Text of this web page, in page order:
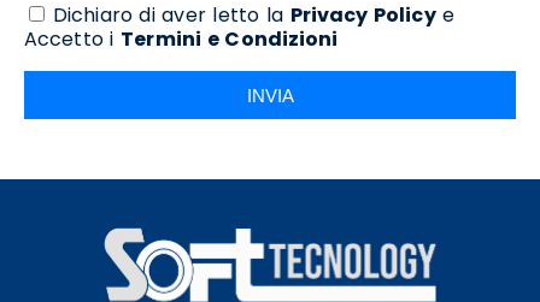
Dichiaro di aver letto la Privacy Policye
Accetto i Termini e Condizioni
INVIA